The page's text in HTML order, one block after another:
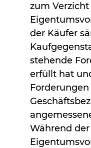
zum
der Käufer
stehende
erfüllt hat
Während